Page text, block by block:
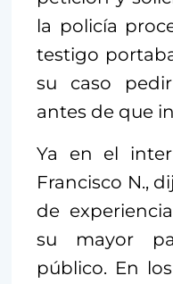
la policía
testigo
su caso
antes de que
Ya en el
Francisco N.,
de
su mayor
público. En